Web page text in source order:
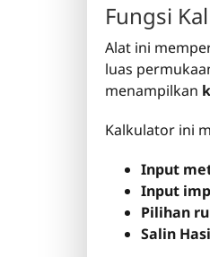
Fungsi
Alat ini
luas
menampilkan
Kalkulator ini
Input
Input
Pilihan
Salin